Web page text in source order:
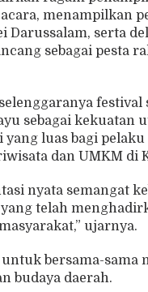
menampilkan
Darussalam, serta
sebagai pesta
festival
sebagai kekuatan
luas bagi
dan UMKM di
nyata semangat
telah
ujarnya.
bersama-sama
budaya daerah.